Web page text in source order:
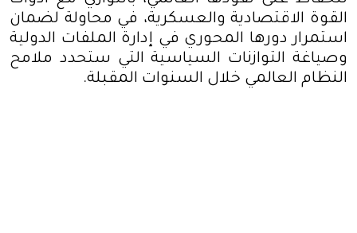
القوة الاقتصادية والعسكرية، في محاولة لضمان
استمرار دورها المحوري في إدارة الملفات الدولية
وصياغة التوازنات السياسية التي ستحدد ملامح
النظام العالمي خلال السنوات المقبلة.